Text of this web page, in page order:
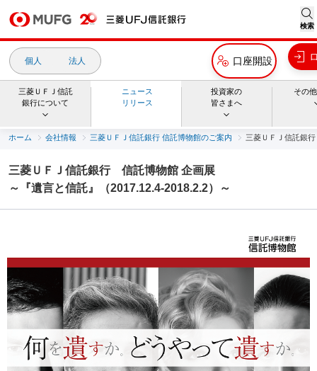
検索
個人 法人 口座開設
三菱ＵＦＪ信託
銀行について
ニュース
リリース
投資家の
皆さまへ
その
ホーム 会社情報 三菱ＵＦＪ信託銀行 信託博物館のご案内 三菱ＵＦＪ信託銀
三菱ＵＦＪ信託銀行 信託博物館 企画展
～『遺言と信託』（2017.12.4-2018.2.2）～